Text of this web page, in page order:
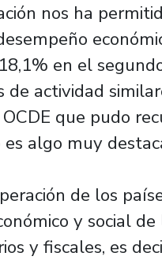
nos ha
en el
de actividad
que pudo
algo muy
de los
y social
y fiscales, es